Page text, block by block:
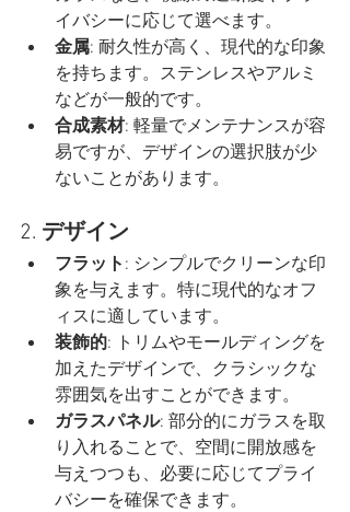
イバシーに応じて選べます。
金属: 耐久性が高く、現代的な印象
を持ちます。ステンレスやアルミ
などが一般的です。
合成素材: 軽量でメンテナンスが容
易ですが、デザインの選択肢が少
ないことがあります。
2. デザイン
フラット : シンプルでクリーンな印
象を与えます。特に現代的なオフ
ィスに適しています。
装飾的: トリムやモールディングを
加えたデザインで、クラシックな
雰囲気を出すことができます。
ガラスパネル: 部分的にガラスを取
り入れることで、空間に開放感を
与えつつも、必要に応じてプライ
バシーを確保できます。